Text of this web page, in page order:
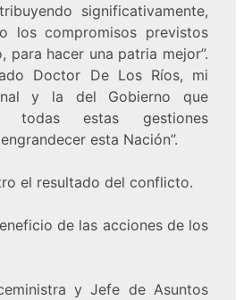
significativamente,
los compromisos previstos
para hacer una patria mejor”.
Doctor De Los Ríos, mi
y la del Gobierno que
todas estas gestiones
esta Nación”.
el resultado del conflicto.
de las acciones de los
y Jefe de Asuntos